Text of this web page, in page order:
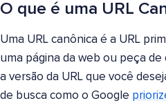
O que é uma URL
Uma URL canônica é a URL
uma página da web ou peça
a versão da URL que você
de busca como o Google